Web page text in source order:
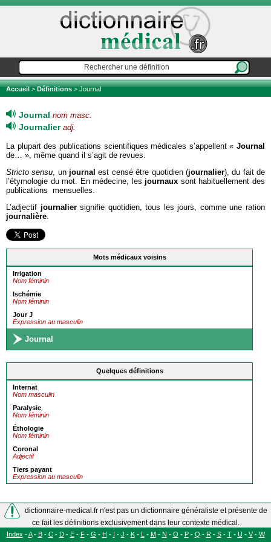
Accueil>Définitions> Journal
Mots médicaux voisins
Irrigation
Nom féminin
Ischémie
Nom féminin
Jour J
Expression au masculin
Journal
Quelques définitions
Internat
Nom masculin
Paralysie
Nom féminin
Éthologie
Nom féminin
Coronal
Adjectif
Tiers payant
Expression au masculin
Journal nom masc.
Journalier adj.
La plupart des publications scientifiques médicales s’appellent « Journal
de… », même quand il s’agit de revues.
Stricto sensu, un journal est censé être quotidien (journalier), du fait de
l’étymologie du mot. En médecine, les journaux sont habituellement des
publications mensuelles.
L’adjectif journaliersignifie quotidien, tous les jours, comme une ration
journalière.
dictionnaire-medical.fr n'est pas un dictionnaire généraliste et présente de
ce fait les définitions exclusivement dans leur contexte médical.
Index -A- B- C- D- E- F- G - H - I - J - K- L - M- N - O - P- Q - R- S- T- U- V- W